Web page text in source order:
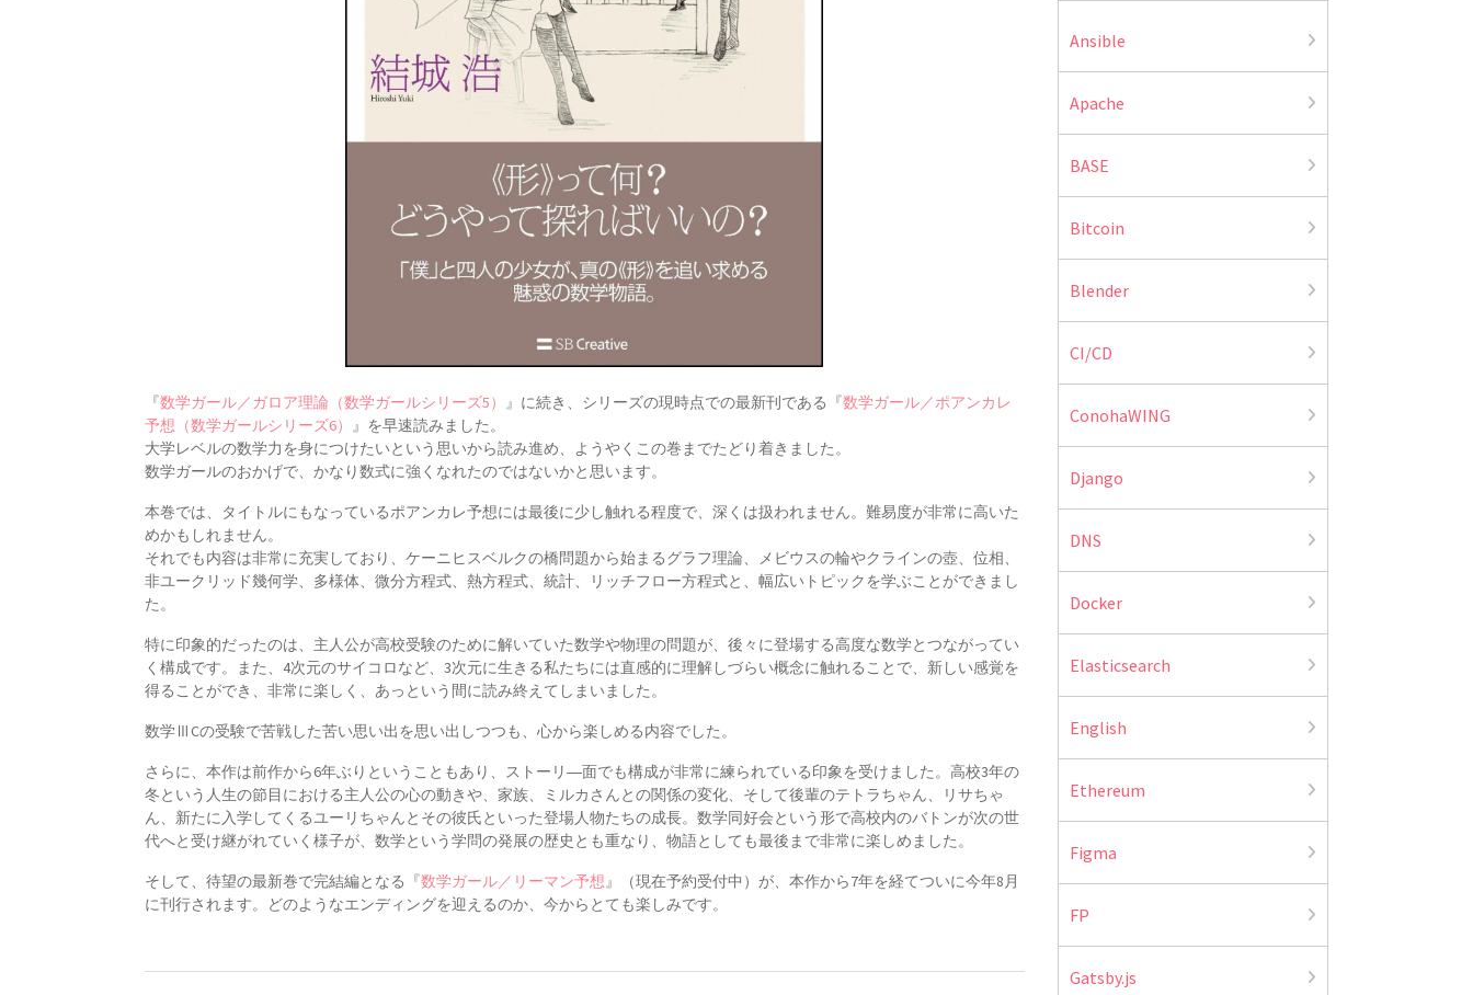
『数学ガール／ガロア理論（数学ガールシリーズ5） 』に続き、シリーズの現時点での最新刊である『数学ガール／ポアンカレ
予想（数学ガールシリーズ6）
』を早速読みました。
大学レベルの数学力を身につけたいという思いから読み進め、ようやくこの巻までたどり着きました。
数学ガールのおかげで、かなり数式に強くなれたのではないかと思います。
本巻では、タイトルにもなっているポアンカレ予想には最後に少し触れる程度で、深くは扱われません。難易度が非常に高いた
めかもしれません。
それでも内容は非常に充実しており、ケーニヒスベルクの橋問題から始まるグラフ理論、メビウスの輪やクラインの壺、位相、
非ユークリッド幾何学、多様体、微分方程式、熱方程式、統計、リッチフロー方程式と、幅広いトピックを学ぶことができまし
た。
特に印象的だったのは、主人公が高校受験のために解いていた数学や物理の問題が、後々に登場する高度な数学とつながってい
く構成です。また、4次元のサイコロなど、3次元に生きる私たちには直感的に理解しづらい概念に触れることで、新しい感覚を
得ることができ、非常に楽しく、あっという間に読み終えてしまいました。
数学ⅢCの受験で苦戦した苦い思い出を思い出しつつも、心から楽しめる内容でした。
さらに、本作は前作から6年ぶりということもあり、ストーリ―面でも構成が非常に練られている印象を受けました。高校3年の
冬という人生の節目における主人公の心の動きや、家族、ミルカさんとの関係の変化、そして後輩のテトラちゃん、リサちゃ
ん、新たに入学してくるユーリちゃんとその彼氏といった登場人物たちの成長。数学同好会という形で高校内のバトンが次の世
代へと受け継がれていく様子が、数学という学問の発展の歴史とも重なり、物語としても最後まで非常に楽しめました。
そして、待望の最新巻で完結編となる『数学ガール／リーマン予想 』（現在予約受付中）が、本作から7年を経てついに今年8月
に刊行されます。どのようなエンディングを迎えるのか、今からとても楽しみです。
Ansible
Apache
BASE
Bitcoin
Blender
CI/CD
ConohaWING
Django
DNS
Docker
Elasticsearch
English
Ethereum
Figma
FP
Gatsby.js